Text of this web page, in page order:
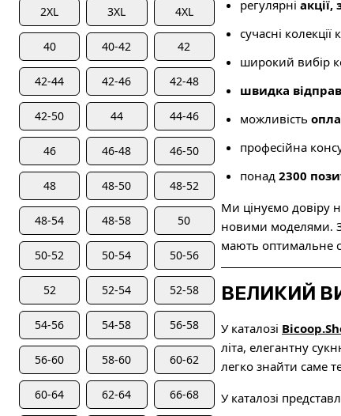
2XL 3XL 4XL
40 40-42 42
42-44 42-46 42-48
42-50 44 44-46
46 46-48 46-50
48 48-50 48-52
48-54 48-58 50
50-52 50-54 50-56
52 52-54 52-58
54-56 54-58 56-58
56-60 58-60 60-62
60-64 62-64 66-68
регулярні
сучасні
широкий вибір
швидка
можливість
професійна
понад 2300
Ми цінуємо довіру
новими моделями.
мають оптимальне
ВЕЛИКИЙ
У каталозі
літа, елегантну
легко знайти саме
У каталозі